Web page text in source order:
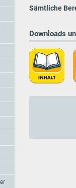
Sämtliche
Downloads